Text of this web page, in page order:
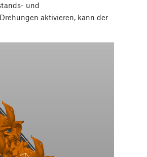
und
aktivieren, kann der